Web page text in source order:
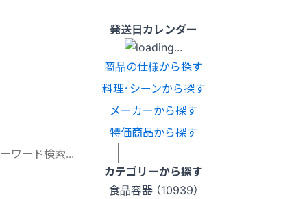
発送日カレンダー
商品の仕様から探す
料理･シーンから探す
メーカーから探す
特価商品から探す
カテゴリーから探す
食品容器 （10939）